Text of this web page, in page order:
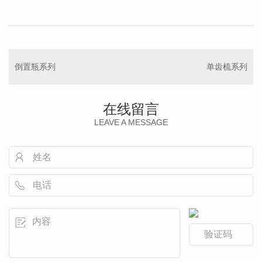
倒置瓶系列 单齿梳系列
在线留言
LEAVE A MESSAGE